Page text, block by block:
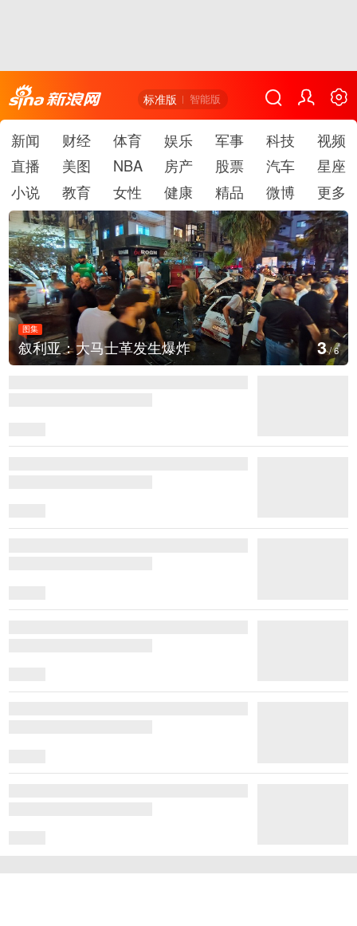
标准版 智能版
新闻 财经 体育 娱乐 军事 科技
视频
直播
美图 NBA 房产 股票 汽车
星座
小说
教育 女性 健康 精品 微博 更多
图集
叙利亚：大马士革发生爆炸 3/6